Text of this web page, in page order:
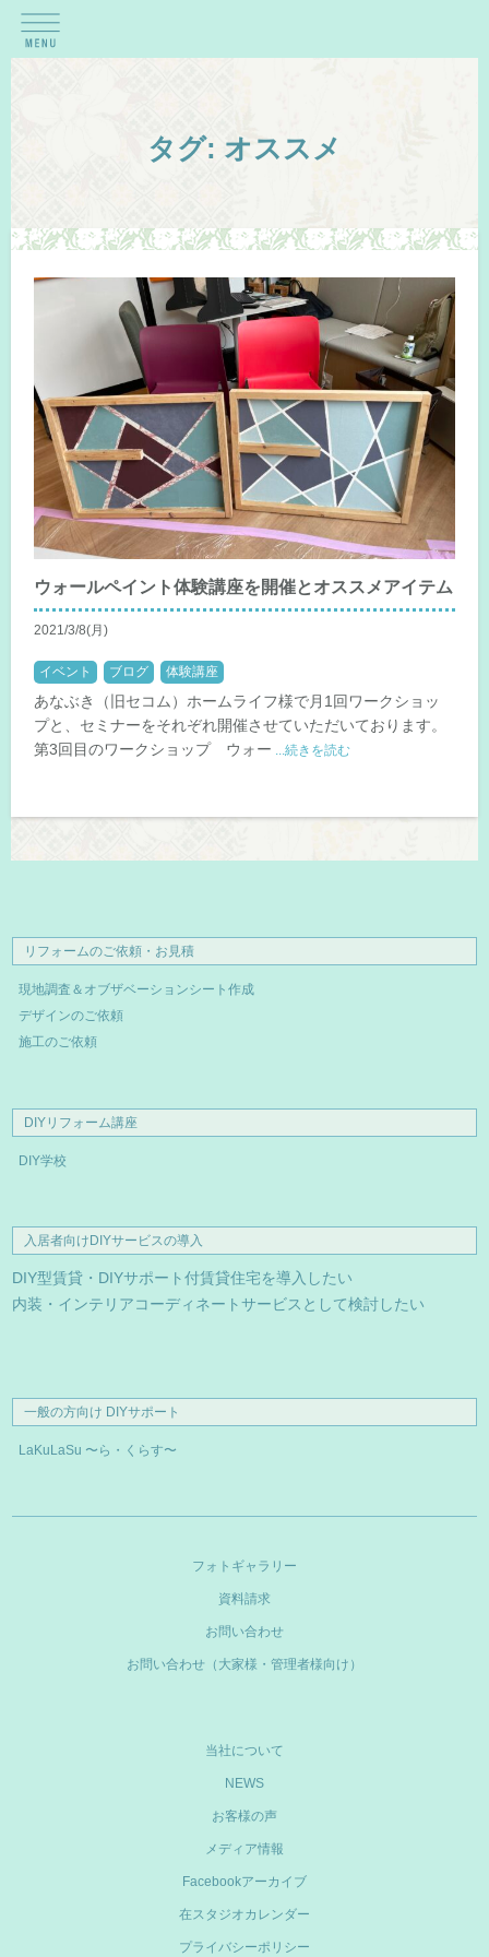
タグ: オススメ
ウォールペイント体験講座を開催とオススメアイテム
2021/3/8(月)
イベント ブログ 体験講座
あなぶき（旧セコム）ホームライフ様で月1回ワークショッ
プと、セミナーをそれぞれ開催させていただいております。
第3回目のワークショップ ウォー
...続きを読む
リフォームのご依頼・お見積
現地調査＆オブザベーションシート作成
デザインのご依頼
施工のご依頼
DIYリフォーム講座
DIY学校
入居者向けDIYサービスの導入
DIY型賃貸・DIYサポート付賃貸住宅を導入したい
内装・インテリアコーディネートサービスとして検討したい
一般の方向け DIYサポート
LaKuLaSu 〜ら・くらす〜
フォトギャラリー
資料請求
お問い合わせ
お問い合わせ（大家様・管理者様向け）
当社について
NEWS
お客様の声
メディア情報
Facebookアーカイブ
在スタジオカレンダー
プライバシーポリシー